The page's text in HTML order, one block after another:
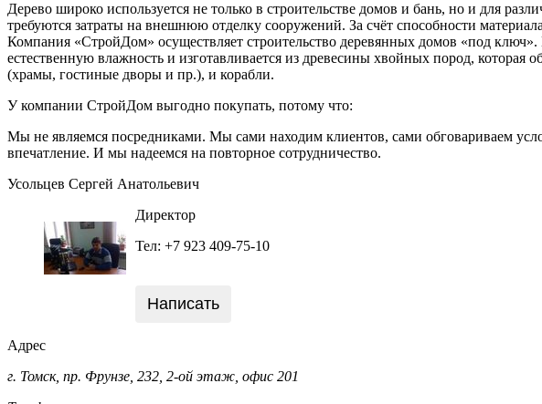
Дерево широко используется не только в строительстве домов и бань, но и для
требуются затраты на внешнюю отделку сооружений. За счёт способности
Компания «СтройДом» осуществляет строительство деревянных домов «под
естественную влажность и изготавливается из древесины хвойных пород,
(храмы, гостиные дворы и пр.), и корабли.
У компании СтройДом выгодно покупать, потому что:
Мы не являемся посредниками. Мы сами находим клиентов, сами обговариваем
впечатление. И мы надеемся на повторное сотрудничество.
Усольцев Сергей Анатольевич
Директор
Тел: +7 923 409-75-10
Написать
Адрес
г. Томск, пр. Фрунзе, 232, 2-ой этаж, офис 201